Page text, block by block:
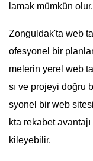
lamak mümkün olur.
Zonguldak'ta web
ofesyonel bir
melerin yerel web
sı ve projeyi doğru
syonel bir web
kta rekabet
kileyebilir.